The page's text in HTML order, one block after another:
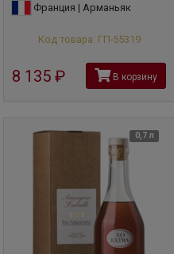
Франция | Арманьяк
Код товара: ГП-55319
8 135 руб В корзину
0,7 л